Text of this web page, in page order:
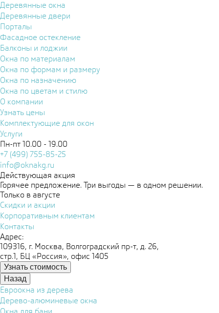
Деревянные окна
Деревянные двери
Порталы
Фасадное остекление
Балконы и лоджии
Окна по материалам
Окна по формам и размеру
Окна по назначению
Окна по цветам и стилю
О компании
Узнать цены
Комплектующие для окон
Услуги
Пн-пт 10.00 - 19.00
+7 (499) 755-85-25
info@oknakg.ru
Действующая акция
Горячее предложение. Три выгоды — в одном решении.
Только в августе
Скидки и акции
Корпоративным клиентам
Контакты
Адрес:
109316, г. Москва, Волгоградский пр-т, д. 26,
стр.1, БЦ «Россия», офис 1405
Узнать стоимость
Назад
Евроокна из дерева
Дерево-алюминевые окна